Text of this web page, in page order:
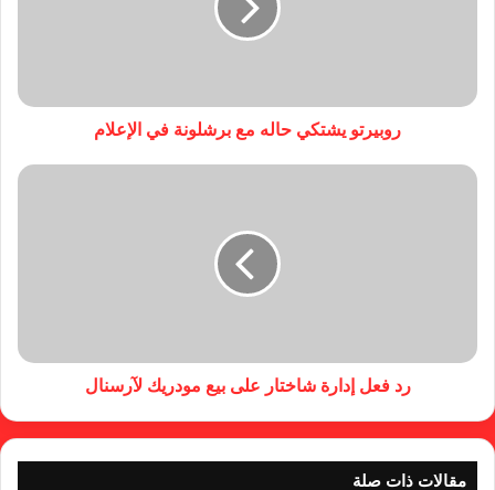
روبيرتو يشتكي حاله مع برشلونة في الإعلام
رد فعل إدارة شاختار على بيع مودريك لآرسنال
مقالات ذات صلة